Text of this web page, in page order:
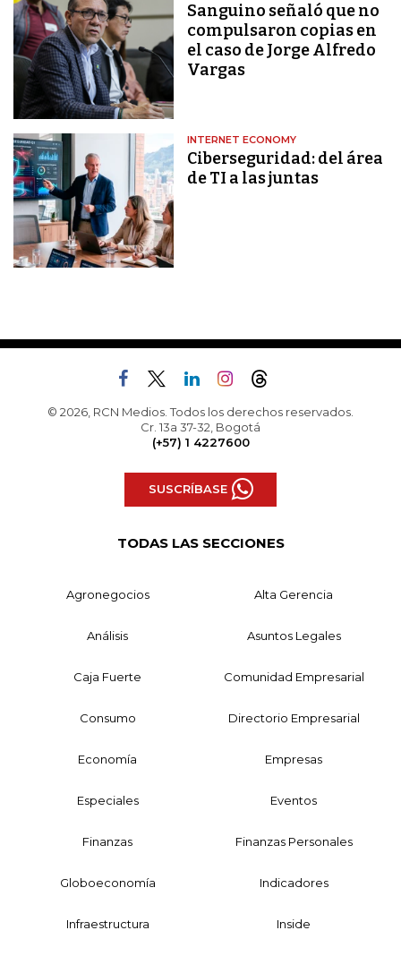
Sanguino señaló que no
compulsaron copias en
el caso de Jorge Alfredo
Vargas
INTERNET ECONOMY
Ciberseguridad: del área
de TI a las juntas
© 2026, RCN Medios. Todos los derechos reservados.
Cr. 13a 37-32, Bogotá
(+57) 1 4227600
SUSCRÍBASE
TODAS LAS SECCIONES
Agronegocios Alta Gerencia
Análisis Asuntos Legales
Caja Fuerte Comunidad Empresarial
Consumo Directorio Empresarial
Economía Empresas
Especiales Eventos
Finanzas Finanzas Personales
Globoeconomía Indicadores
Infraestructura Inside